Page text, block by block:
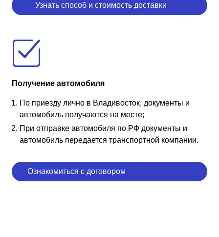
Узнать способ и стоимость доставки
Получение автомобиля
По приезду лично в Владивосток, документы и
автомобиль получаются на месте;
При отправке автомобиля по РФ документы и
автомобиль передается транспортной компании.
Ознакомиться с договором